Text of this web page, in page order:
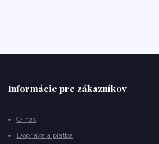
Informácie pre zákazníkov
O nás
Doprava a platba